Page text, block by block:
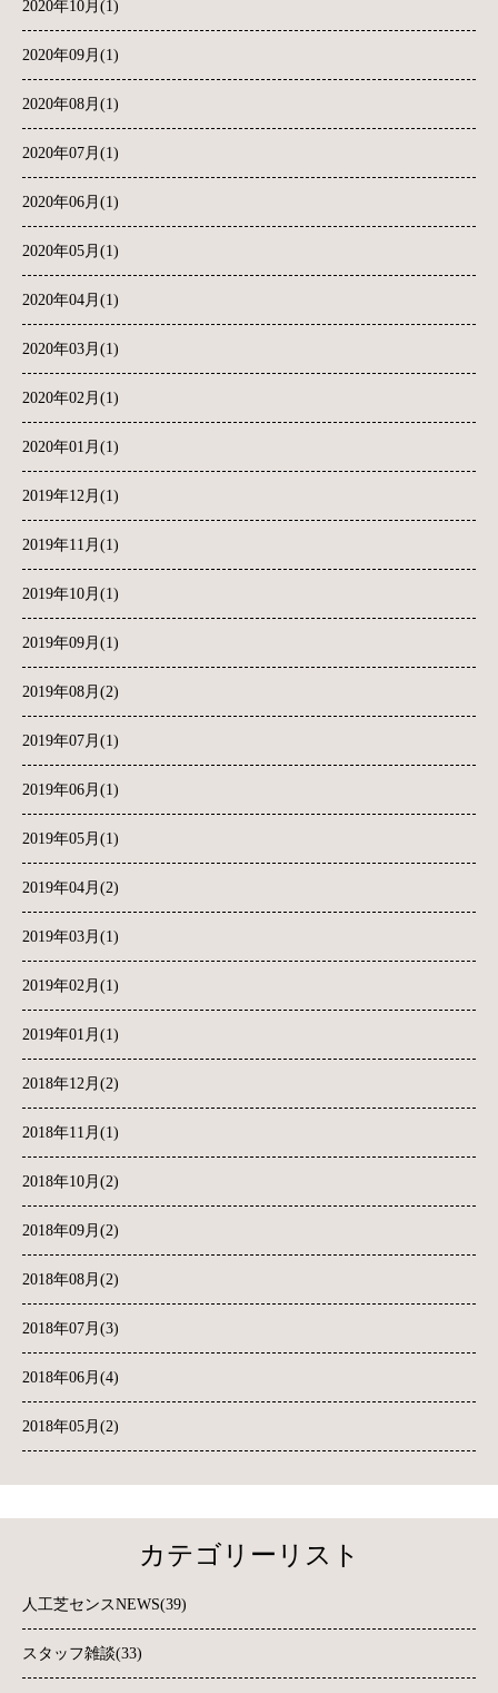
2020年10月(1)
2020年09月(1)
2020年08月(1)
2020年07月(1)
2020年06月(1)
2020年05月(1)
2020年04月(1)
2020年03月(1)
2020年02月(1)
2020年01月(1)
2019年12月(1)
2019年11月(1)
2019年10月(1)
2019年09月(1)
2019年08月(2)
2019年07月(1)
2019年06月(1)
2019年05月(1)
2019年04月(2)
2019年03月(1)
2019年02月(1)
2019年01月(1)
2018年12月(2)
2018年11月(1)
2018年10月(2)
2018年09月(2)
2018年08月(2)
2018年07月(3)
2018年06月(4)
2018年05月(2)
カテゴリーリスト
人工芝センスNEWS(39)
スタッフ雑談(33)